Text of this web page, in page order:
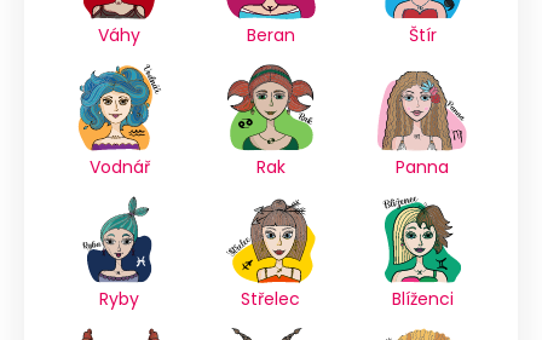
Váhy Beran Štír
Vodnář Rak Panna
Ryby Střelec Blíženci